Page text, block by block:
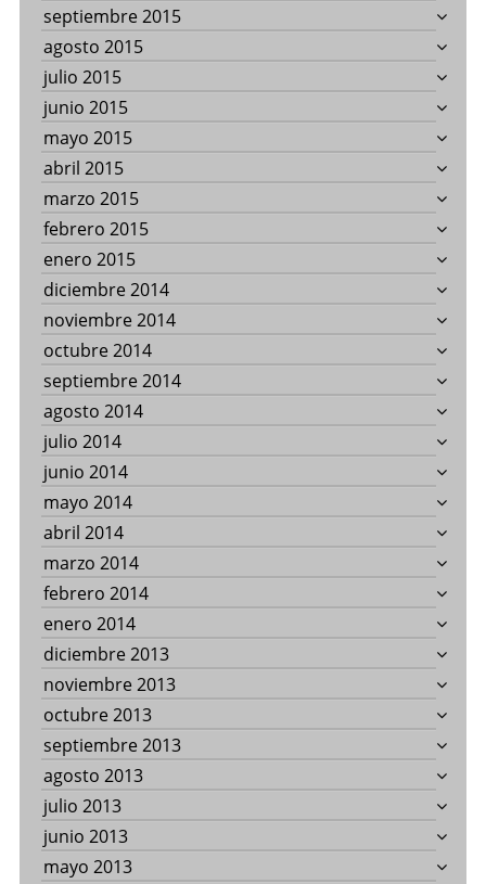
septiembre 2015
agosto 2015
julio 2015
junio 2015
mayo 2015
abril 2015
marzo 2015
febrero 2015
enero 2015
diciembre 2014
noviembre 2014
octubre 2014
septiembre 2014
agosto 2014
julio 2014
junio 2014
mayo 2014
abril 2014
marzo 2014
febrero 2014
enero 2014
diciembre 2013
noviembre 2013
octubre 2013
septiembre 2013
agosto 2013
julio 2013
junio 2013
mayo 2013